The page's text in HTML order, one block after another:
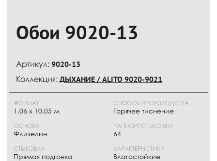
Обои 9020-13
Артикул: 9020-13
Коллекция: ДЫХАНИЕ / ALITO 9020-9021
ФОРМАТ
1.06 x 10.05 м
ОСНОВА
Флизелин
СПОСОБ ПРОИЗВОДСТВА
Горячее тиснение
РАППОРТ СТЫКОВКИ
64
СТЫКОВКА
Прямая подгонка
ХАРАКТЕРИСТИКИ
Влагостойкие